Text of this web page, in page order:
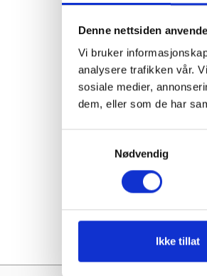
Denne nettsiden
Vi bruker
analysere trafikken vår.
sosiale medier,
dem, eller som de har
Nødvendig
Ikke tillat